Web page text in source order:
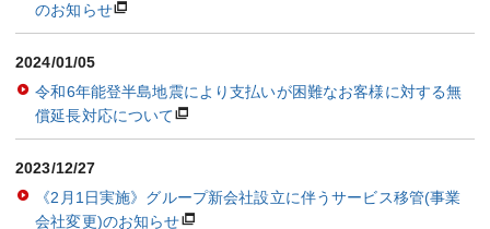
のお知らせ
2024/01/05
令和6年能登半島地震により支払いが困難なお客様に対する無
償延長対応について
2023/12/27
《2月1日実施》グループ新会社設立に伴うサービス移管(事業
会社変更)のお知らせ